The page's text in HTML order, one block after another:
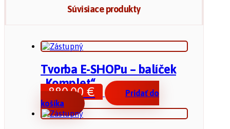
Súvisiace produkty
Tvorba E-SHOPu – balíček
„Komplet“
880,00 €
Pridať do
košíka